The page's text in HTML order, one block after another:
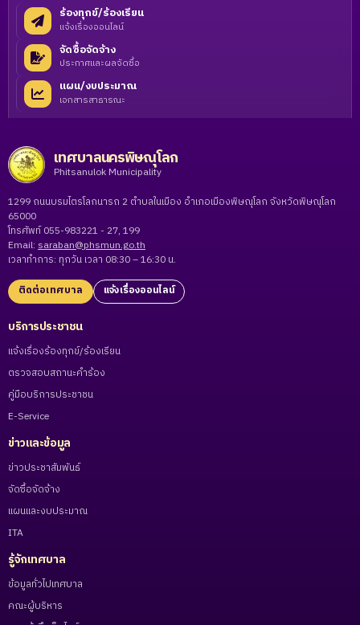
ร้องทุกข์/ร้องเรียน
แจ้งเรื่องออนไลน์
จัดซื้อจัดจ้าง
ประกาศและผลจัดซื้อ
แผน/งบประมาณ
เอกสารสาธารณะ
เทศบาลนครพิษณุโลก
Phitsanulok Municipality
1299 ถนนบรมไตรโลกนารถ 2 ตำบลในเมือง อำเภอเมืองพิษณุโลก จังหวัดพิษณุโลก
65000
โทรศัพท์ 055-983221 - 27, 199
Email: saraban@phsmun.go.th
เวลาทำการ: ทุกวัน เวลา 08:30 – 16:30 น.
ติดต่อเทศบาล แจ้งเรื่องออนไลน์
บริการประชาชน
แจ้งเรื่องร้องทุกข์/ร้องเรียน
ตรวจสอบสถานะคำร้อง
คู่มือบริการประชาชน
E-Service
ข่าวและข้อมูล
ข่าวประชาสัมพันธ์
จัดซื้อจัดจ้าง
แผนและงบประมาณ
ITA
รู้จักเทศบาล
ข้อมูลทั่วไปเทศบาล
คณะผู้บริหาร